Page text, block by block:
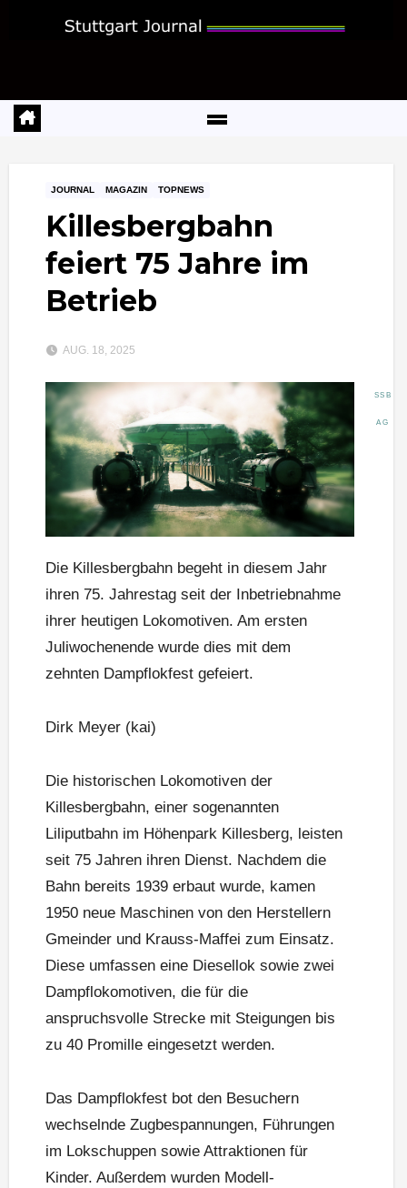
JOURNAL MAGAZIN TOPNEWS
Killesbergbahn
feiert 75 Jahre im
Betrieb
AUG. 18, 2025
SSB
AG
Die Killesbergbahn begeht in diesem Jahr
ihren 75. Jahrestag seit der Inbetriebnahme
ihrer heutigen Lokomotiven. Am ersten
Juliwochenende wurde dies mit dem
zehnten Dampflokfest gefeiert.
Dirk Meyer (kai)
Die historischen Lokomotiven der
Killesbergbahn, einer sogenannten
Liliputbahn im Höhenpark Killesberg, leisten
seit 75 Jahren ihren Dienst. Nachdem die
Bahn bereits 1939 erbaut wurde, kamen
1950 neue Maschinen von den Herstellern
Gmeinder und Krauss-Maffei zum Einsatz.
Diese umfassen eine Diesellok sowie zwei
Dampflokomotiven, die für die
anspruchsvolle Strecke mit Steigungen bis
zu 40 Promille eingesetzt werden.
Das Dampflokfest bot den Besuchern
wechselnde Zugbespannungen, Führungen
im Lokschuppen sowie Attraktionen für
Kinder. Außerdem wurden Modell-